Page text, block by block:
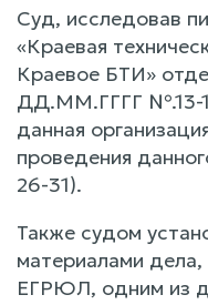
Суд, исследовав
«Краевая
Краевое БТИ»
ДД.ММ.ГГГГ №.13-
данная
проведения
26-31).
Также судом
материалами дела,
ЕГРЮЛ, одним из